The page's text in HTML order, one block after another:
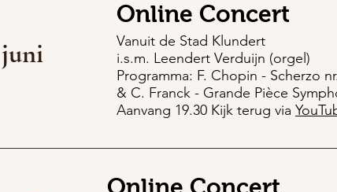
juni
Online Concert
Vanuit de Stad Klundert
i.s.m. Leendert Verduijn (orgel)
Programma: F. Chopin - Scherzo
& C. Franck - Grande Pièce
Aanvang 19.30 Kijk terug via